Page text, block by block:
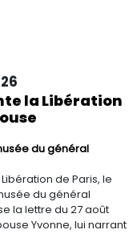
la Libération
du général
de Paris, le
du général
la lettre du 27 août
Yvonne, lui narrant